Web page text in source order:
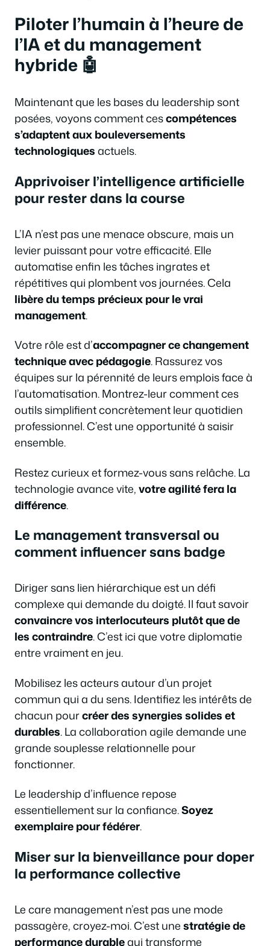
Piloter l’humain à l’heure de
l’IA et du management
hybride 🤖
Maintenant que les bases du leadership sont
posées, voyons comment cescompétences
s’adaptent aux bouleversements
technologiquesactuels.
Apprivoiser l’intelligence artificielle
pour rester dans la course
L’IA n’est pas une menace obscure, mais un
levier puissant pour votre efficacité. Elle
automatise enfin les tâches ingrates et
répétitives qui plombent vos journées. Cela
libère du temps précieux pour le vrai
management.
Votre rôle est d’accompagner ce changement
technique avec pédagogie. Rassurez vos
équipes sur la pérennité de leurs emplois face à
l’automatisation. Montrez-leur comment ces
outils simplifient concrètement leur quotidien
professionnel. C’est une opportunité à saisir
ensemble.
Restez curieux et formez-vous sans relâche. La
technologie avance vite,votre agilité fera la
différence.
Le management transversal ou
comment influencer sans badge
Diriger sans lien hiérarchique est un défi
complexe qui demande du doigté. Il faut savoir
convaincre vos interlocuteurs plutôt que de
les contraindre. C’est ici que votre diplomatie
entre vraiment en jeu.
Mobilisez les acteurs autour d’un projet
commun qui a du sens. Identifiez les intérêts de
chacun pourcréer des synergies solides et
durables. La collaboration agile demande une
grande souplesse relationnelle pour
fonctionner.
Le leadership d’influence repose
essentiellement sur la confiance.Soyez
exemplaire pour fédérer.
Miser sur la bienveillance pour doper
la performance collective
Le care management n’est pas une mode
passagère, croyez-moi. C’est unestratégie de
performance durablequi transforme